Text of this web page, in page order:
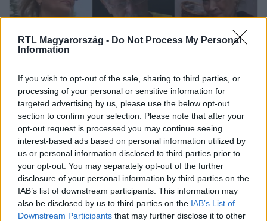
RTL Magyarország - Do Not Process My Personal
Information
If you wish to opt-out of the sale, sharing to third parties, or
processing of your personal or sensitive information for
targeted advertising by us, please use the below opt-out
section to confirm your selection. Please note that after your
opt-out request is processed you may continue seeing
interest-based ads based on personal information utilized by
us or personal information disclosed to third parties prior to
your opt-out. You may separately opt-out of the further
disclosure of your personal information by third parties on the
IAB’s list of downstream participants. This information may
also be disclosed by us to third parties on the IAB’s List of
Downstream Participants that may further disclose it to other
Fókusz
2020. április 17. 17:20
Hogy viselik a karantént a Barátok közt színészei?
A megújult képi világú Barátok közt forgatása jelenleg
szünetel, a színészek néhány hétig házi karanténjukból,
csupán online tarthatják a kapcsolatot egymással.
Betartják a kijárási korlátozást és ők sem mozdulnak ki
otthonról. Várkonyi Andrással, Ábrahám Edittel és a
sorozatban újonnan érkező Bánfalvy Ágnessel